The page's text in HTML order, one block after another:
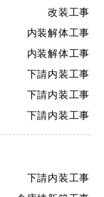
改装工事
内装解体工事
内装解体工事
下請内装工事
下請内装工事
下請内装工事
下請内装工事